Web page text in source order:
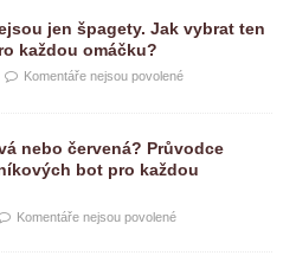
jen špagety. Jak vybrat ten
každou omáčku?
Komentáře nejsou povolené
nebo červená? Průvodce
bot pro každou
Komentáře nejsou povolené